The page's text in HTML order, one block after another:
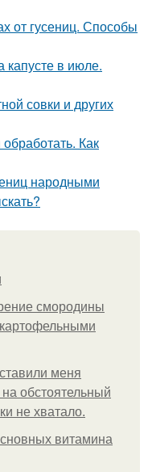
от гусениц. Способы
капусте в июле.
совки и других
Как
народными
смородины
меня
обстоятельный
не хватало.
витамина